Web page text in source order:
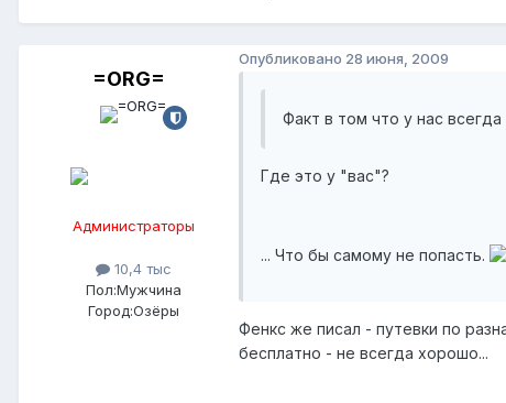
=ORG=
Администраторы
10,4 тыс
Пол:Мужчина
Город:Озёры
Опубликовано 28 июня, 2009
Факт в том что у нас
Где это у "вас"?
... Что бы самому не попасть.
Фенкс же писал - путевки по
бесплатно - не всегда хорошо...